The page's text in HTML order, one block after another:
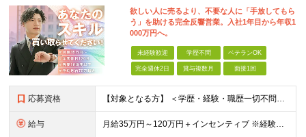
欲しい人に売るより、不要な人に「手放してもら
う」を助ける完全反響営業。入社1年目から年収1
000万円へ。
未経験歓迎 学歴不問 ベテランOK
完全週休2日 賞与複数月 面接1回
応募資格 【対象となる方】 ＜学歴・経験・職歴一切不問！未経験・第二新卒歓迎＞ ★正社員・社会人デビューを目指す方も大歓迎！ これまでの転職回数やブランクは一切問いません。意欲と人柄重視の採用です！ 【必須条
給与 月給35万円～120万円＋インセンティブ ※経験やスキルを考慮し優遇します ※1カ月に1回のFB面談をもとに、給与の査定を行います 「売る」のではなく「買い取る」営業なので、未経験スタートでも成果が